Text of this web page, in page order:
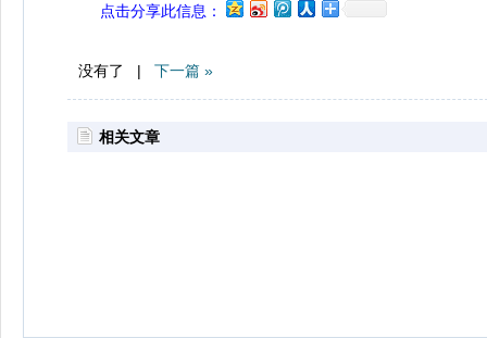
点击分享此信息：
没有了 | 下一篇 »
相关文章